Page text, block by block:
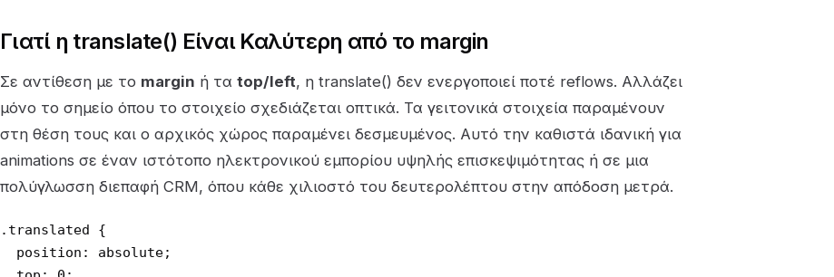
Γιατί η translate() Είναι Καλύτερη από το margin
Σε αντίθεση με το margin ή τα top/left, η translate() δεν ενεργοποιεί ποτέ reflows. Αλλάζει
μόνο το σημείο όπου το στοιχείο σχεδιάζεται οπτικά. Τα γειτονικά στοιχεία παραμένουν
στη θέση τους και ο αρχικός χώρος παραμένει δεσμευμένος. Αυτό την καθιστά ιδανική για
animations σε έναν ιστότοπο ηλεκτρονικού εμπορίου υψηλής επισκεψιμότητας ή σε μια
πολύγλωσση διεπαφή CRM, όπου κάθε χιλιοστό του δευτερολέπτου στην απόδοση μετρά.
.translated {
  position: absolute;